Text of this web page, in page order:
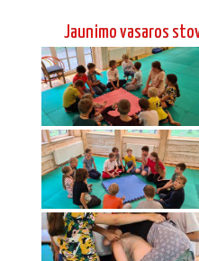
Jaunimo vasaros